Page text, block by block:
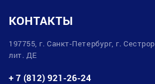
КОНТАКТЫ
197755, г. Санкт-Петербург, г.
лит. ДЕ
+ 7 (812) 921-26-24